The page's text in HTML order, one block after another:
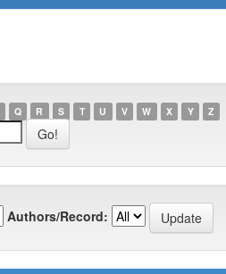
Q R S T U V W X Y Z
Authors/Record: